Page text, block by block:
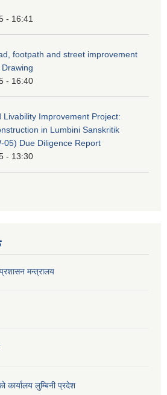
- 16:41
footpath and street improvement
- 16:40
Livability Improvement Project:
in Lumbini Sanskritik
05) Due Diligence Report
- 13:30
मन्‍त्रालय
कार्यालय लुम्बिनी प्रदेश